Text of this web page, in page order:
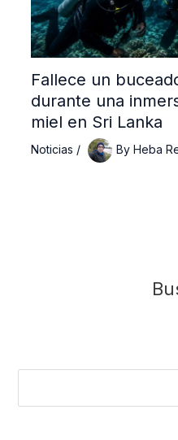
Fallece un
durante una
miel en Sri Lanka
Noticias / By Heba